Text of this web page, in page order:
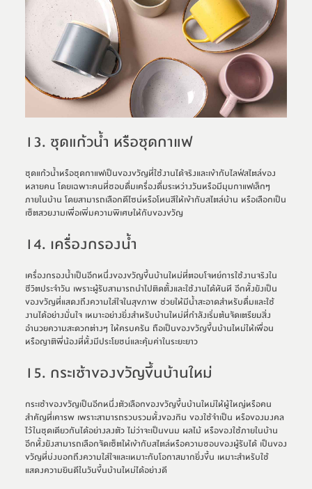
13. ชุดแก้วน้ำ หรือชุดกาแฟ
ชุดแก้วน้ำหรือชุดกาแฟเป็นของขวัญที่ใช้งานได้จริงและเข้ากับไลฟ์สไตล์ของ
หลายคน โดยเฉพาะคนที่ชอบดื่มเครื่องดื่มระหว่างวันหรือมีมุมกาแฟเล็กๆ
ภายในบ้าน โดยสามารถเลือกดีไซน์หรือโทนสีให้เข้ากับสไตล์บ้าน หรือเลือกเป็น
เซ็ตสวยงามเพื่อเพิ่มความพิเศษให้กับของขวัญ
14. เครื่องกรองน้ำ
เครื่องกรองน้ำเป็นอีกหนึ่งของขวัญขึ้นบ้านใหม่ที่ตอบโจทย์การใช้งานจริงใน
ชีวิตประจำวัน เพราะผู้รับสามารถนำไปติดตั้งและใช้งานได้ทันที อีกทั้งยังเป็น
ของขวัญที่แสดงถึงความใส่ใจในสุขภาพ ช่วยให้มีน้ำสะอาดสำหรับดื่มและใช้
งานได้อย่างมั่นใจ เหมาะอย่างยิ่งสำหรับบ้านใหม่ที่กำลังเริ่มต้นจัดเตรียมสิ่ง
อำนวยความสะดวกต่างๆ ให้ครบครัน ถือเป็นของขวัญขึ้นบ้านใหม่ให้เพื่อน
หรือญาติพี่น้องที่ทั้งมีประโยชน์และคุ้มค่าในระยะยาว
15. กระเช้าของขวัญขึ้นบ้านใหม่
กระเช้าของขวัญเป็นอีกหนึ่งตัวเลือกของขวัญขึ้นบ้านใหม่ให้ผู้ใหญ่หรือคน
สำคัญที่เคารพ เพราะสามารถรวบรวมทั้งของกิน ของใช้จำเป็น หรือของมงคล
ไว้ในชุดเดียวกันได้อย่างลงตัว ไม่ว่าจะเป็นขนม ผลไม้ หรือของใช้ภายในบ้าน
อีกทั้งยังสามารถเลือกจัดเซ็ตให้เข้ากับสไตล์หรือความชอบของผู้รับได้ เป็นของ
ขวัญที่บ่งบอกถึงความใส่ใจและเหมาะกับโอกาสมากยิ่งขึ้น เหมาะสำหรับใช้
แสดงความยินดีในวันขึ้นบ้านใหม่ได้อย่างดี